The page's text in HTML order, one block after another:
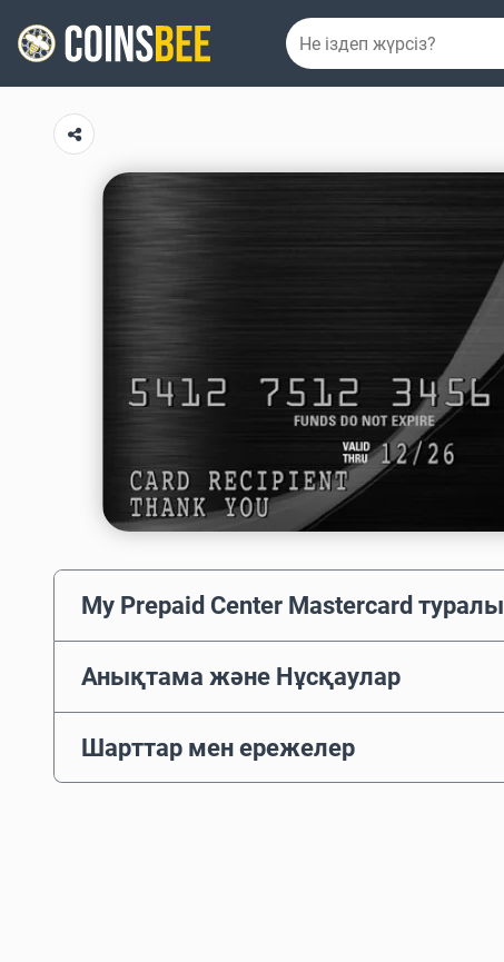
My Prepaid Center Mastercard туралы
Анықтама және Нұсқаулар
Шарттар мен ережелер